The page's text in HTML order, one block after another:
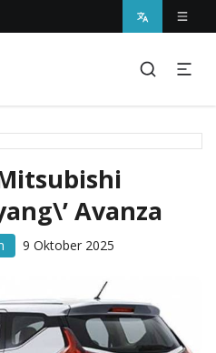
Kasih
Tinggi Mitsubishi
Avanza
9 Oktober 2025